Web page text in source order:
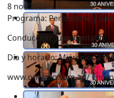
8 nov 2023
Programa: Periodismo y
Conducción: Juan Cantafio
Día y horario: Miércoles
www.onradio.com.ar /